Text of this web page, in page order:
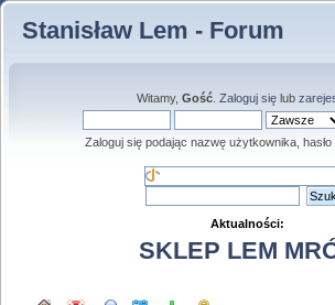
Stanisław Lem - Forum
Witamy, Gość. Zaloguj sięlub
Zaloguj się podając nazwę użytkownika, hasło
Aktualności:
SKLEP LEM